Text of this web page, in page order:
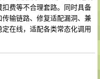
费等不合理套路。同时具备
输链路、修复适配漏洞、兼
在线，适配各类常态化调用